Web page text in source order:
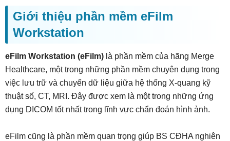
Giới thiệu phần mềm eFilm
Workstation
eFilm Workstation (eFilm) là phần mềm của hãng Merge
Healthcare, một trong những phần mềm chuyên dụng trong
việc lưu trữ và chuyển dữ liệu giữa hệ thống X-quang kỹ
thuật số, CT, MRI. Đây được xem là một trong những ứng
dụng DICOM tốt nhất trong lĩnh vực chẩn đoán hình ảnh.
eFilm cũng là phần mềm quan trọng giúp BS CĐHA nghiên